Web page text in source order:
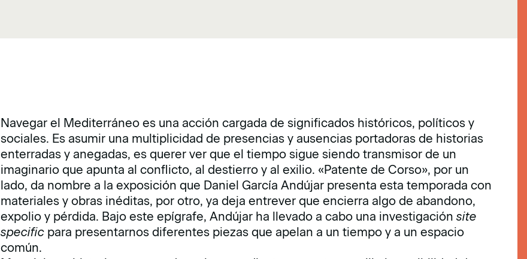
Navegar el Mediterráneo es una acción cargada de significados históricos, políticos y
sociales. Es asumir una multiplicidad de presencias y ausencias portadoras de historias
enterradas y anegadas, es querer ver que el tiempo sigue siendo transmisor de un
imaginario que apunta al conflicto, al destierro y al exilio. «Patente de Corso», por un
lado, da nombre a la exposición que Daniel García Andújar presenta esta temporada con
materiales y obras inéditas, por otro, ya deja entrever que encierra algo de abandono,
expolio y pérdida. Bajo este epígrafe, Andújar ha llevado a cabo una investigación site
specificpara presentarnos diferentes piezas que apelan a un tiempo y a un espacio
común.